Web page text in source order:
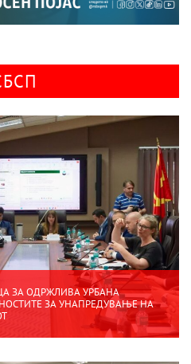
ЗА ОДРЖЛИВА УРБАНА
ЗА УНАПРЕДУВАЊЕ НА